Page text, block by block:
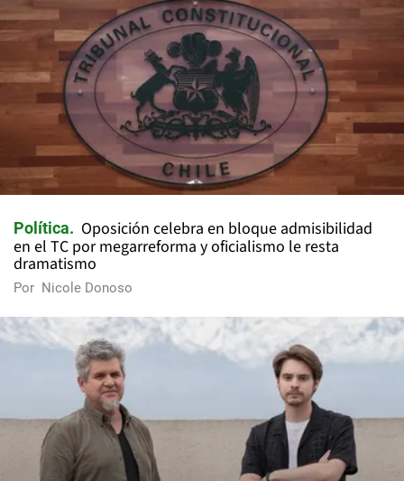
Política
Oposición celebra en bloque admisibilidad
en el TC por megarreforma y oficialismo le resta
dramatismo
Por Nicole Donoso